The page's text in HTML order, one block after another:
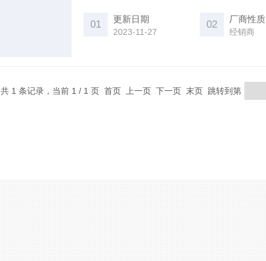
01 更新日期
2023-11-27
02 厂商性质
经销商
共 1 条记录，当前 1 / 1 页 首页 上一页 下一页 末页 跳转到第